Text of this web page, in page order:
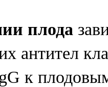
плода
антител
к